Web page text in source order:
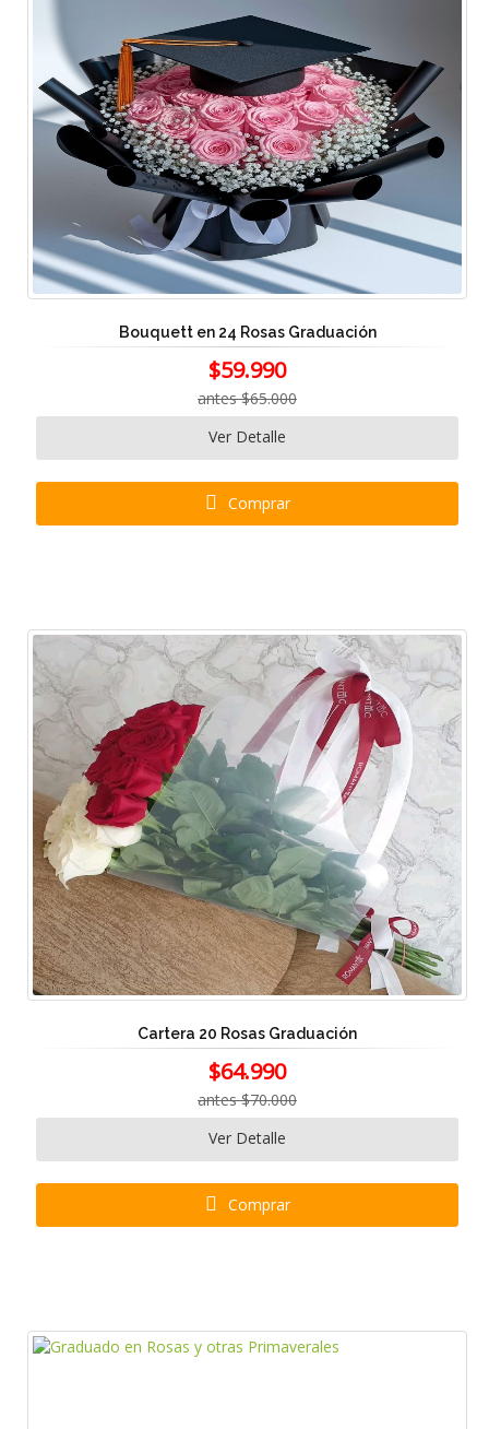
Bouquett en 24 Rosas Graduación
$59.990
antes $65.000
Ver Detalle
Comprar
Cartera 20 Rosas Graduación
$64.990
antes $70.000
Ver Detalle
Comprar